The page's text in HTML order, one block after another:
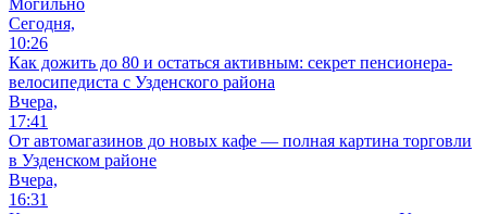
Сегодня,
10:26
Как дожить до 80 и остаться активным: секрет пенсионера-
велосипедиста с Узденского района
Вчера,
17:41
От автомагазинов до новых кафе — полная картина торговли
в Узденском районе
Вчера,
16:31